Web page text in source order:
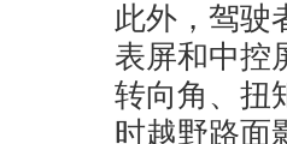
此外，驾驶
表屏和中控
转向角、扭
时越野路面